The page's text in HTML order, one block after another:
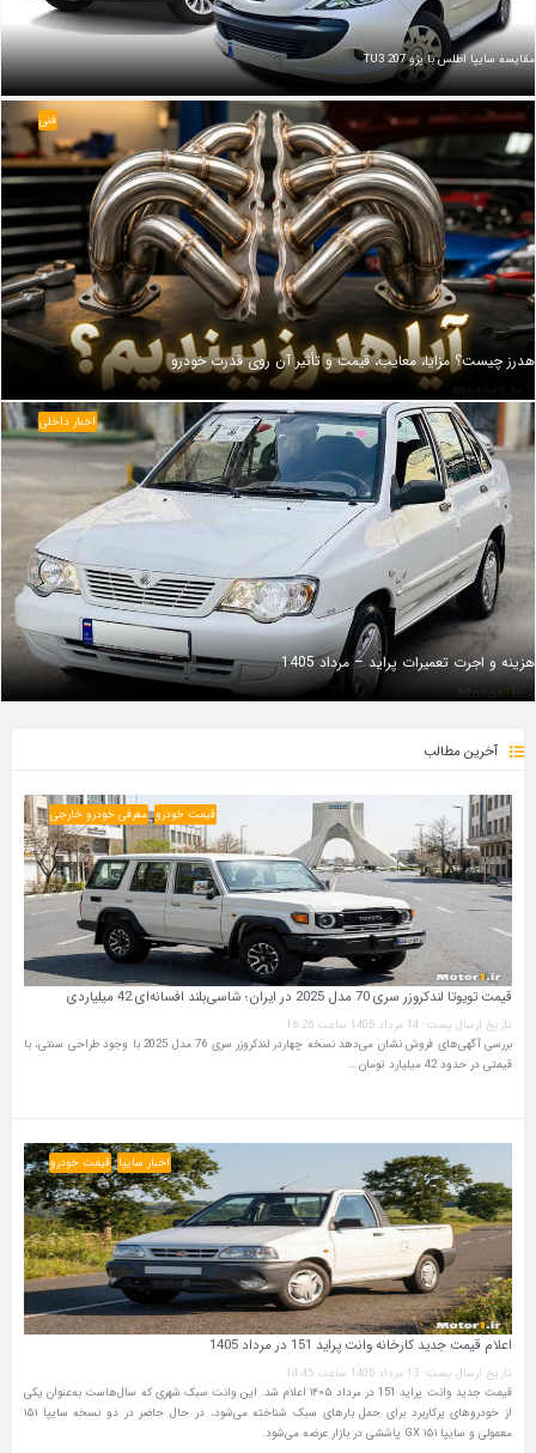
مقایسه سایپا اطلس با پژو 207 TU3
هدرز چیست؟ مزایا، معایب، قیمت و تأثیر آن روی قدرت خودرو
فنی
هزینه و اجرت تعمیرات پراید – مرداد 1405
اخبار داخلی
آخرین مطالب
قیمت خودرو معرفی خودرو خارجی
قیمت تویوتا لندکروزر سری 70 مدل 2025 در ایران؛ شاسی‌بلند افسانه‌ای 42 میلیاردی
تاریخ ارسال پست: 14 مرداد 1405 ساعت 16:26
بررسی آگهی‌های فروش نشان می‌دهد نسخه چهاردر لندکروزر سری 76 مدل 2025 با وجود طراحی سنتی، با
قیمتی در حدود 42 میلیارد تومان …
اخبار سایپا قیمت خودرو
اعلام قیمت جدید کارخانه وانت پراید 151 در مرداد 1405
تاریخ ارسال پست: 13 مرداد 1405 ساعت 14:45
قیمت جدید وانت پراید 151 در مرداد ۱۴۰۵ اعلام شد. این وانت سبک شهری که سال‌هاست به‌عنوان یکی
از خودروهای پرکاربرد برای حمل بارهای سبک شناخته می‌شود، در حال حاضر در دو نسخه سایپا ۱۵۱
معمولی و سایپا ۱۵۱ GX پاششی در بازار عرضه می‌شود.